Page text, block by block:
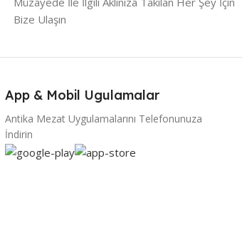
Bize Ulaşın
App & Mobil Ugulamalar
Antika Mezat Uygulamalarını Telefonunuza
İndirin